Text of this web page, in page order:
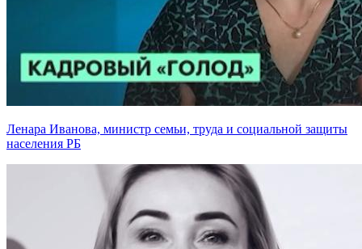
Ленара Иванова, министр семьи, труда и социальной защиты
населения РБ